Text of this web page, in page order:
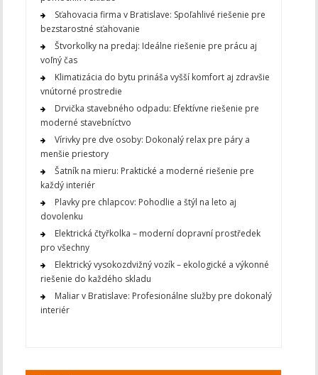
Sťahovacia firma v Bratislave: Spoľahlivé riešenie pre
bezstarostné sťahovanie
Štvorkolky na predaj: Ideálne riešenie pre prácu aj
voľný čas
Klimatizácia do bytu prináša vyšší komfort aj zdravšie
vnútorné prostredie
Drvička stavebného odpadu: Efektívne riešenie pre
moderné stavebníctvo
Vírivky pre dve osoby: Dokonalý relax pre páry a
menšie priestory
Šatník na mieru: Praktické a moderné riešenie pre
každý interiér
Plavky pre chlapcov: Pohodlie a štýl na leto aj
dovolenku
Elektrická čtyřkolka – moderní dopravní prostředek
pro všechny
Elektrický vysokozdvižný vozík – ekologické a výkonné
riešenie do každého skladu
Maliar v Bratislave: Profesionálne služby pre dokonalý
interiér